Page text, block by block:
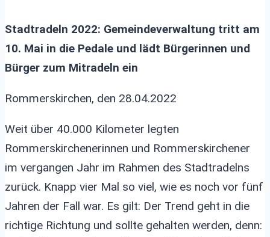
Stadtradeln 2022: Gemeindeverwaltung tritt am
10. Mai in die Pedale und lädt Bürgerinnen und
Bürger zum Mitradeln ein
Rommerskirchen, den 28.04.2022
Weit über 40.000 Kilometer legten
Rommerskirchenerinnen und Rommerskirchener
im vergangen Jahr im Rahmen des Stadtradelns
zurück. Knapp vier Mal so viel, wie es noch vor fünf
Jahren der Fall war. Es gilt: Der Trend geht in die
richtige Richtung und sollte gehalten werden, denn: